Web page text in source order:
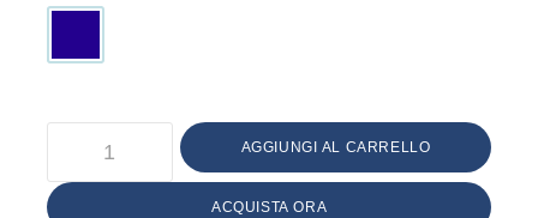
AGGIUNGI AL CARRELLO
ACQUISTA ORA